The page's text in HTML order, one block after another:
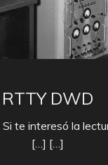
RTTY DWD
te interesó la
[…] […]